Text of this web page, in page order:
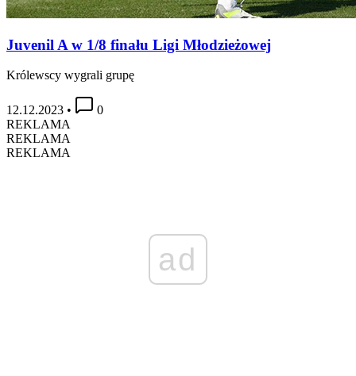
Juvenil A w 1/8 finału Ligi Młodzieżowej
Królewscy wygrali grupę
12.12.2023 •
0
REKLAMA
REKLAMA
REKLAMA
ad